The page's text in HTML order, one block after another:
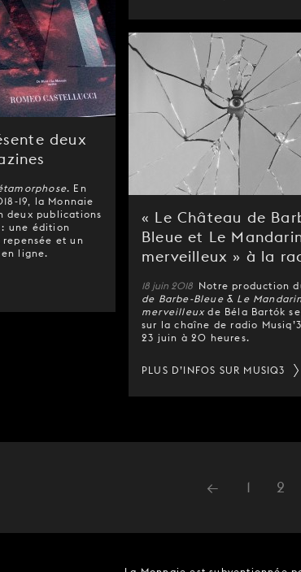
deux
. En
19, la Monnaie
deux publications
une édition
et un
ligne.
« Le Château de
Bleue et Le
merveilleux » à la
18 juin 2018 Notre production
de Barbe-Bleue& Le Mandarin
merveilleuxde Béla Bartók
sur la chaîne de radio
23 juin à 20 heures.
PLUS D’INFOS SUR MUSIQ3
← 1 2